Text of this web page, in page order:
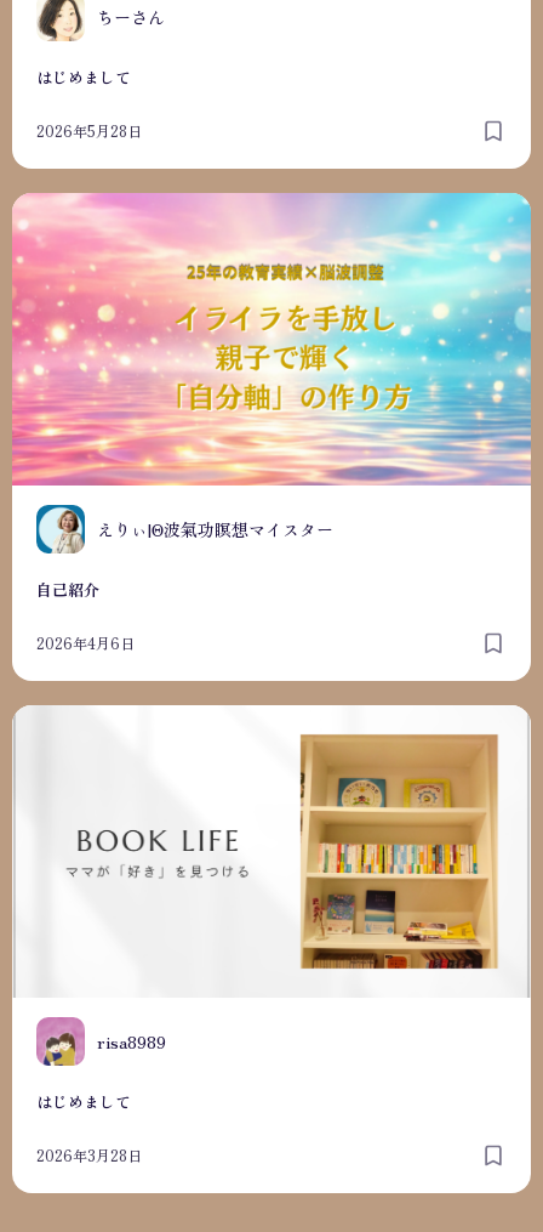
ちーさん
はじめまして
2026年5月28日
えりぃ|Θ波氣功瞑想マイスター
自己紹介
2026年4月6日
自己紹介
R risa8989
はじめまして
2026年3月28日
はじめまして